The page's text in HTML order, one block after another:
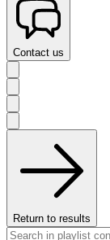
Contact us
Return to results